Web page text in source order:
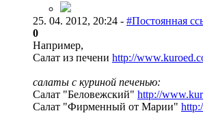
25. 04. 2012, 20:24 - #Постоянная
0
Например,
Салат из печени http://
салаты с куриной печенью:
Салат "Беловежский" http://
Салат "Фирменный от Марии"